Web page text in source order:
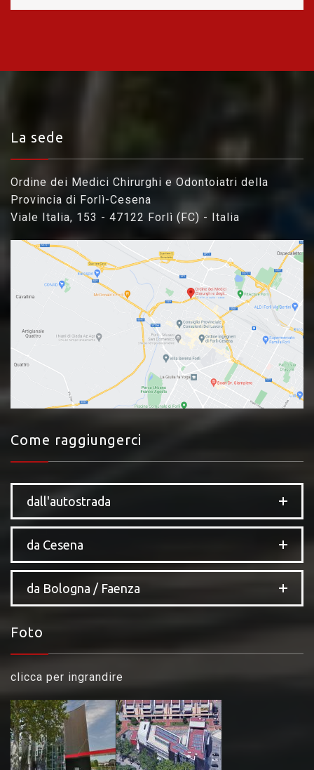
La sede
Ordine dei Medici Chirurghi e Odontoiatri della
Provincia di Forlì-Cesena
Viale Italia, 153 - 47122 Forlì (FC) - Italia
Come raggiungerci
dall'autostrada
da Cesena
da Bologna / Faenza
Foto
clicca per ingrandire